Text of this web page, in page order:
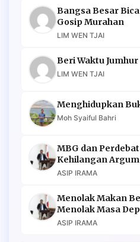
Bangsa Besar
Gosip Murahan
LIM WEN TJAI
Beri Waktu
LIM WEN TJAI
Menghidupkan
Moh Syaiful Bahri
MBG dan
Kehilangan
ASIP IRAMA
Menolak Makan
Menolak Masa
ASIP IRAMA